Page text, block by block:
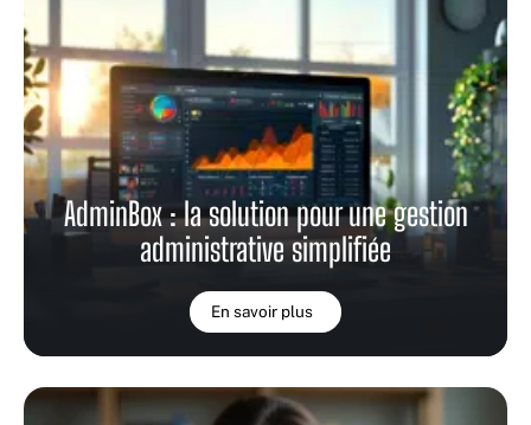
AdminBox : la solution pour une gestion
administrative simplifiée
En savoir plus